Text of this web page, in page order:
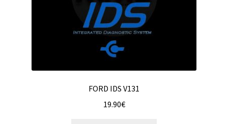
FORD IDS V131
19.90€